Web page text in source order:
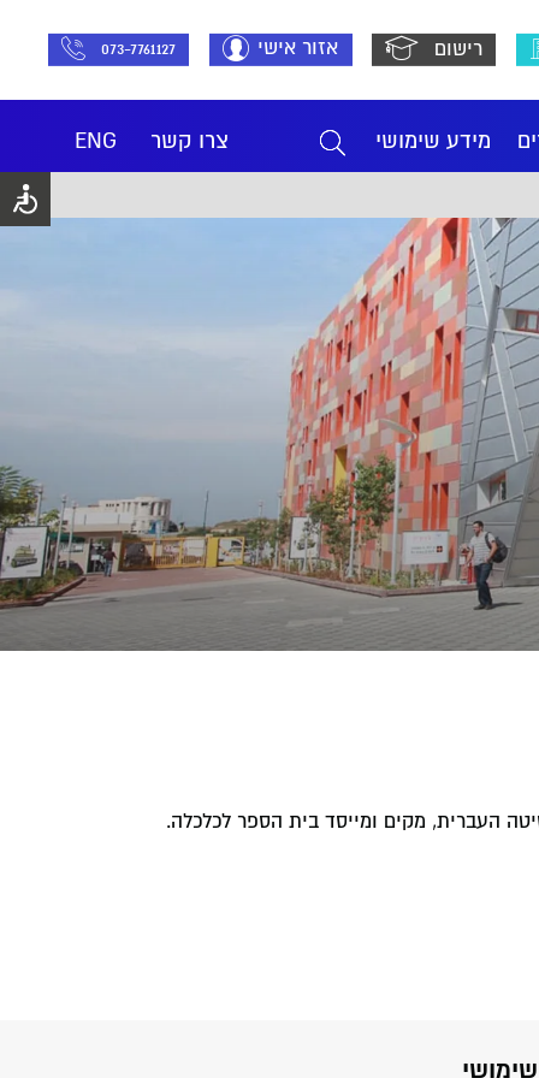
רישום אזור אישי 073-7761127
מידע שימושי ENG צרו קשר
העברית, מקים ומייסד בית הספר לכלכלה.